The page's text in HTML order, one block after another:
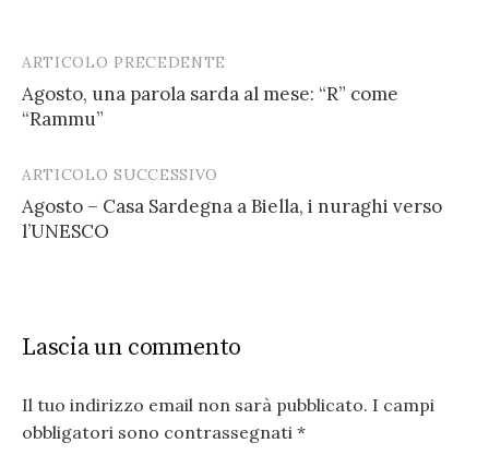
Post
navigation
ARTICOLO PRECEDENTE
Agosto, una parola sarda al mese: “R” come
“Rammu”
ARTICOLO SUCCESSIVO
Agosto – Casa Sardegna a Biella, i nuraghi verso
l’UNESCO
Lascia un commento
Il tuo indirizzo email non sarà pubblicato. I campi
obbligatori sono contrassegnati *